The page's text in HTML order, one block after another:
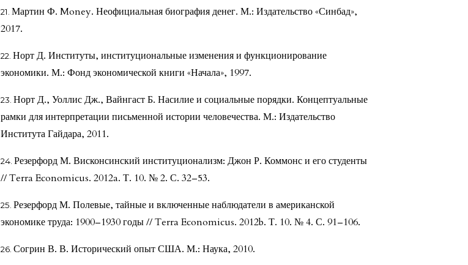
Мартин Ф. Money. Неофициальная биография денег. М.: Издательство «Синбад»,
2017.
Норт Д. Институты, институциональные изменения и функционирование
экономики. М.: Фонд экономической книги «Начала», 1997.
Норт Д., Уоллис Дж., Вайнгаст Б. Насилие и социальные порядки. Концептуальные
рамки для интерпретации письменной истории человечества. М.: Издательство
Института Гайдара, 2011.
Резерфорд М. Висконсинский институционализм: Джон Р. Коммонс и его студенты
// Terra Economicus. 2012a. Т. 10. № 2. С. 32–53.
Резерфорд М. Полевые, тайные и включенные наблюдатели в американской
экономике труда: 1900–1930 годы // Terra Economicus. 2012b. Т. 10. № 4. С. 91–106.
Согрин В. В. Исторический опыт США. М.: Наука, 2010.